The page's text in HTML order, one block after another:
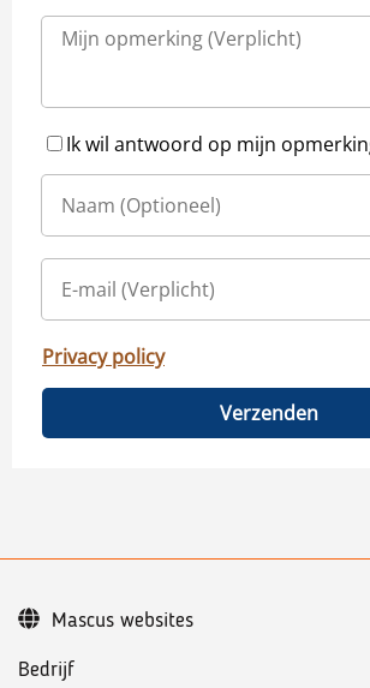
Ik wil antwoord op mijn
Privacy policy
Verzenden
Bedrijf
Mascus websites